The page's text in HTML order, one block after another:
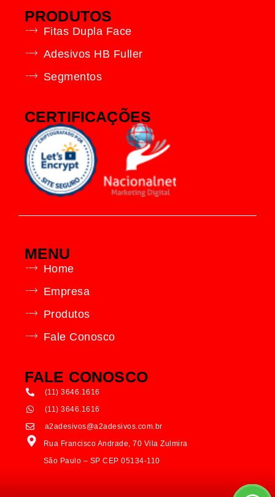
PRODUTOS
Fitas Dupla Face
Adesivos HB Fuller
Segmentos
CERTIFICAÇÕES
MENU
Home
Empresa
Produtos
Fale Conosco
FALE CONOSCO
(11) 3646.1616
(11) 3646.1616
a2adesivos@a2adesivos.com.br
Rua Francisco Andrade, 70 Vila Zulmira
São Paulo – SP CEP 05134-110